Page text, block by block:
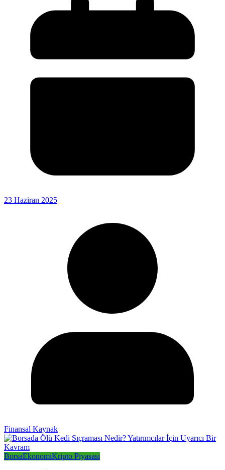
23 Haziran 2025
Finansal Kaynak
BorsaEkonomiKripto Piyasası